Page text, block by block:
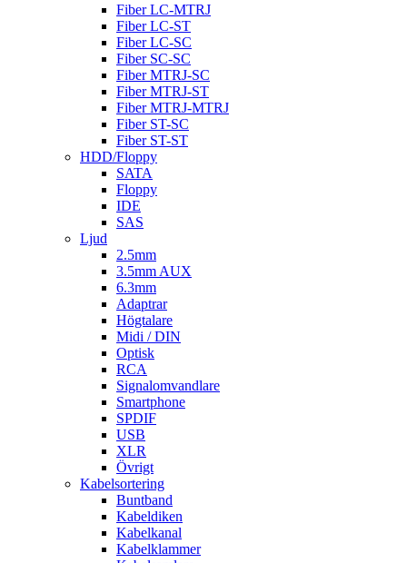
Fiber LC-MTRJ
Fiber LC-ST
Fiber LC-SC
Fiber SC-SC
Fiber MTRJ-SC
Fiber MTRJ-ST
Fiber MTRJ-MTRJ
Fiber ST-SC
Fiber ST-ST
HDD/Floppy
SATA
Floppy
IDE
SAS
Ljud
2.5mm
3.5mm AUX
6.3mm
Adaptrar
Högtalare
Midi / DIN
Optisk
RCA
Signalomvandlare
Smartphone
SPDIF
USB
XLR
Övrigt
Kabelsortering
Buntband
Kabeldiken
Kabelkanal
Kabelklammer